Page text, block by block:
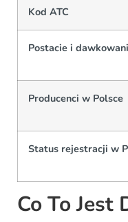
Kod ATC
Postacie i
Producenci w Polsce
Status rejestracji w
Co To Jest